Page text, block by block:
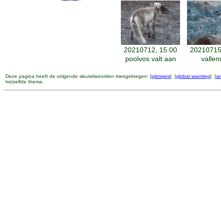
20210712, 15:00
poolvos valt aan
Deze pagina heeft de volgende sleutelwoorden meegekregen: [gletsjers] [global warming] [
hetzelfde thema.